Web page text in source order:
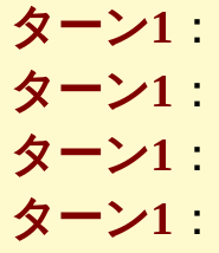
ターン1 ：
ターン1 ：
ターン1 ：
ターン1 ：